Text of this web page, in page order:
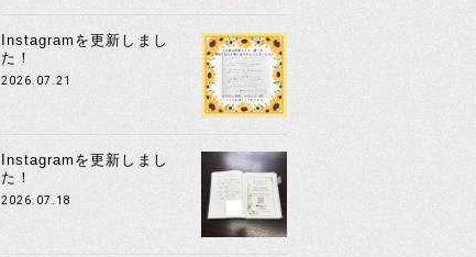
Instagramを更新しまし
た！
2026.07.21
Instagramを更新しまし
た！
2026.07.18